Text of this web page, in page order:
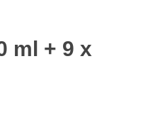
ml + 9 x